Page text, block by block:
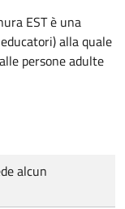
EST è una
alla quale
persone adulte
alcun